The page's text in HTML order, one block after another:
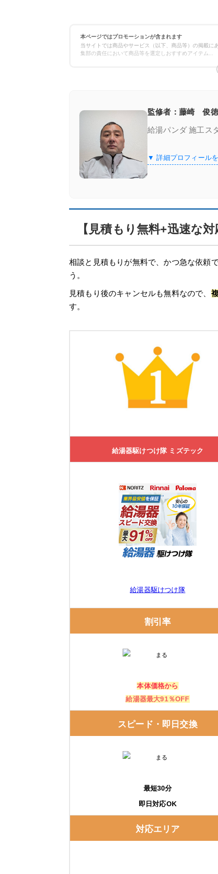
本ページではプロモーションが含まれます
当サイトでは商品やサービス（以下、商品等）の掲載
集部の責任において商品等を選定しおすすめアイテム
監修者：藤崎 俊
給湯パンダ 施工ス
▼ 詳細プロフィール
【見積もり無料+迅速な
相談と見積もりが無料で、かつ急な依頼
う。
見積もり後のキャンセルも無料なので、
す。
給湯器駆けつけ隊 ミズテック
給湯器駆けつけ隊
割引率
本体価格から
給湯器最大91％OFF
スピード・即日交換
最短30分
即日対応OK
対応エリア